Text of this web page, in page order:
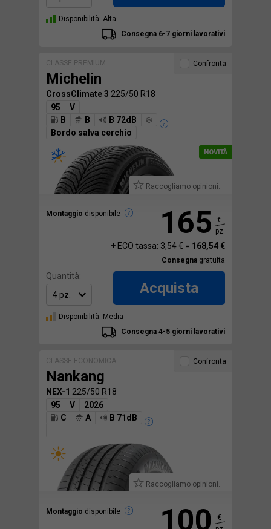
Disponibilità: Alta
Consegna 6-7 giorni lavorativi
CLASSE PREMIUM
Michelin
CrossClimate 3 225/50 R18
95
V
B
B
B 72dB
Bordo salva cerchio
Raccogliamo opinioni.
Montaggio disponibile
Confronta
165
€
pz.
+ ECO tassa: 3,54 € = 168,54 €
Consegna gratuita
Quantità:
Acquista
Disponibilità: Media
Consegna 4-5 giorni lavorativi
CLASSE ECONOMICA
Nankang
NEX-1 225/50 R18
95
V
2026
C
A B 71dB
Raccogliamo opinioni.
Montaggio disponibile
Confronta
100
€